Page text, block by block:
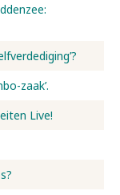
zaak’.
Live!